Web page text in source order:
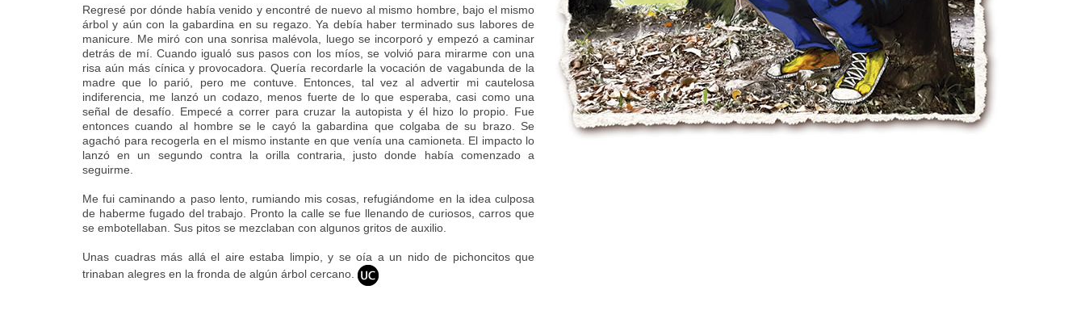
Regresé por dónde había venido y encontré de nuevo al mismo hombre, bajo el mismo
árbol y aún con la gabardina en su regazo. Ya debía haber terminado sus labores de
manicure. Me miró con una sonrisa malévola, luego se incorporó y empezó a caminar
detrás de mí. Cuando igualó sus pasos con los míos, se volvió para mirarme con una
risa aún más cínica y provocadora. Quería recordarle la vocación de vagabunda de la
madre que lo parió, pero me contuve. Entonces, tal vez al advertir mi cautelosa
indiferencia, me lanzó un codazo, menos fuerte de lo que esperaba, casi como una
señal de desafío. Empecé a correr para cruzar la autopista y él hizo lo propio. Fue
entonces cuando al hombre se le cayó la gabardina que colgaba de su brazo. Se
agachó para recogerla en el mismo instante en que venía una camioneta. El impacto lo
lanzó en un segundo contra la orilla contraria, justo donde había comenzado a
seguirme.
Me fui caminando a paso lento, rumiando mis cosas, refugiándome en la idea culposa
de haberme fugado del trabajo. Pronto la calle se fue llenando de curiosos, carros que
se embotellaban. Sus pitos se mezclaban con algunos gritos de auxilio.
Unas cuadras más allá el aire estaba limpio, y se oía a un nido de pichoncitos que
trinaban alegres en la fronda de algún árbol cercano